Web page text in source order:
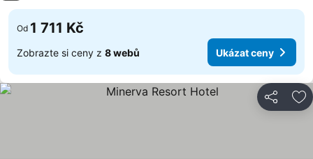
Od 1 711 Kč
Zobrazte si ceny z 8 webů Ukázat ceny
Sdílet